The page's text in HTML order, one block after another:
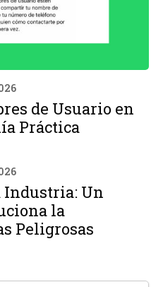
de Usuario en
Práctica
Un
la
Peligrosas